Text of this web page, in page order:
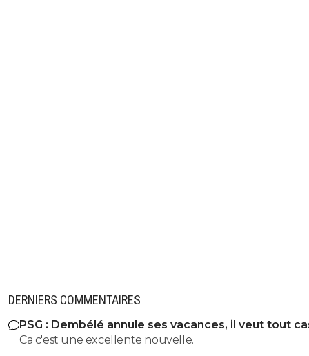
DERNIERS COMMENTAIRES
PSG : Dembélé annule ses vacances, il veut tout
Ca c'est une excellente nouvelle.